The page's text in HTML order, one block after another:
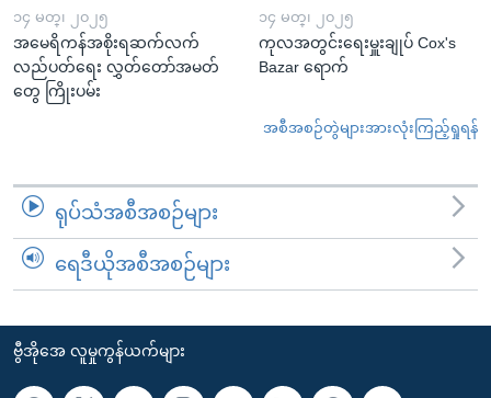
၁၄ မတ္၊ ၂၀၂၅
အမေရိကန်အစိုးရဆက်လက်
လည်ပတ်ရေး လွှတ်တော်အမတ်
တွေ ကြိုးပမ်း
၁၄ မတ္၊ ၂၀၂၅
ကုလအတွင်းရေးမှူးချုပ် Cox's
Bazar ရောက်
အစီအစဉ်တွဲများအားလုံးကြည့်ရှုရန်
ရုပ်သံအစီအစဉ်များ
ရေဒီယိုအစီအစဉ်များ
ဗွီအိုအေ လူမှုကွန်ယက်များ